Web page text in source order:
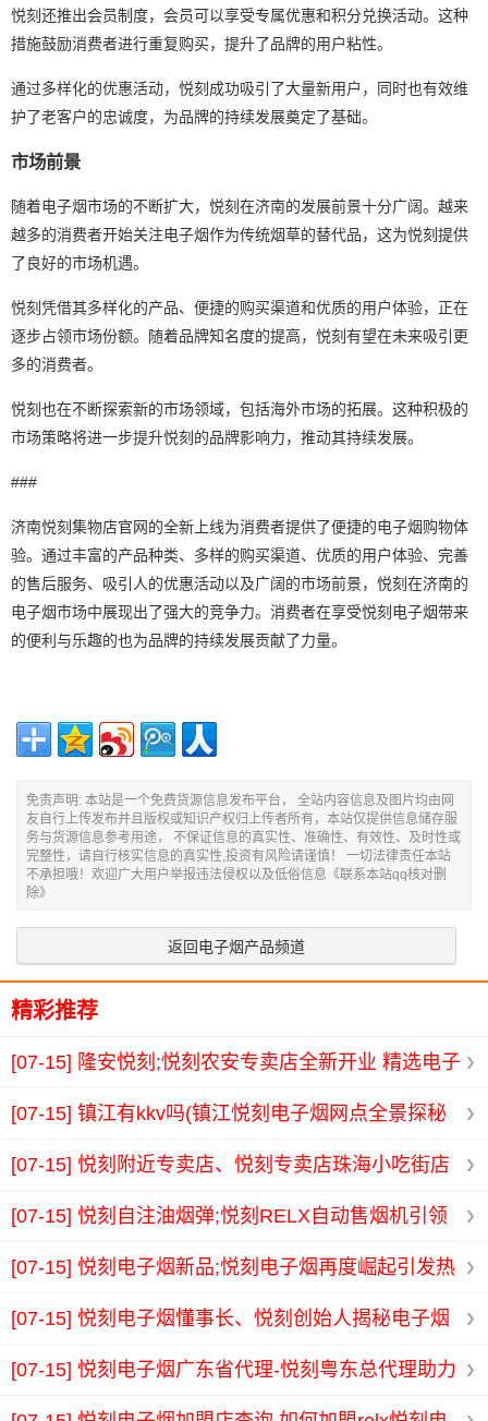
悦刻还推出会员制度，会员可以享受专属优惠和积分兑换活动。这种
措施鼓励消费者进行重复购买，提升了品牌的用户粘性。
通过多样化的优惠活动，悦刻成功吸引了大量新用户，同时也有效维
护了老客户的忠诚度，为品牌的持续发展奠定了基础。
市场前景
随着电子烟市场的不断扩大，悦刻在济南的发展前景十分广阔。越来
越多的消费者开始关注电子烟作为传统烟草的替代品，这为悦刻提供
了良好的市场机遇。
悦刻凭借其多样化的产品、便捷的购买渠道和优质的用户体验，正在
逐步占领市场份额。随着品牌知名度的提高，悦刻有望在未来吸引更
多的消费者。
悦刻也在不断探索新的市场领域，包括海外市场的拓展。这种积极的
市场策略将进一步提升悦刻的品牌影响力，推动其持续发展。
###
济南悦刻集物店官网的全新上线为消费者提供了便捷的电子烟购物体
验。通过丰富的产品种类、多样的购买渠道、优质的用户体验、完善
的售后服务、吸引人的优惠活动以及广阔的市场前景，悦刻在济南的
电子烟市场中展现出了强大的竞争力。消费者在享受悦刻电子烟带来
的便利与乐趣的也为品牌的持续发展贡献了力量。
免责声明: 本站是一个免费货源信息发布平台， 全站内容信息及图片均由网
友自行上传发布并且版权或知识产权归上传者所有，本站仅提供信息储存服
务与货源信息参考用途， 不保证信息的真实性、准确性、有效性、及时性或
完整性，请自行核实信息的真实性,投资有风险请谨慎！ 一切法律责任本站
不承担哦！欢迎广大用户举报违法侵权以及低俗信息《联系本站qq核对删
除》
返回电子烟产品频道
精彩推荐
[07-15] 隆安悦刻;悦刻农安专卖店全新开业 精选电子
烟助您畅享品质生活
[07-15] 镇江有kkv吗(镇江悦刻电子烟网点全景探秘
与消费趋势分析)
[07-15] 悦刻附近专卖店、悦刻专卖店珠海小吃街店
美食与时尚的完美融合体验
[07-15] 悦刻自注油烟弹;悦刻RELX自动售烟机引领
新潮流 便捷吸烟体验尽在掌握之中
[07-15] 悦刻电子烟新品;悦刻电子烟再度崛起引发热
潮年轻人追捧新风尚
[07-15] 悦刻电子烟懂事长、悦刻创始人揭秘电子烟
行业变革与未来发展之路
[07-15] 悦刻电子烟广东省代理-悦刻粤东总代理助力